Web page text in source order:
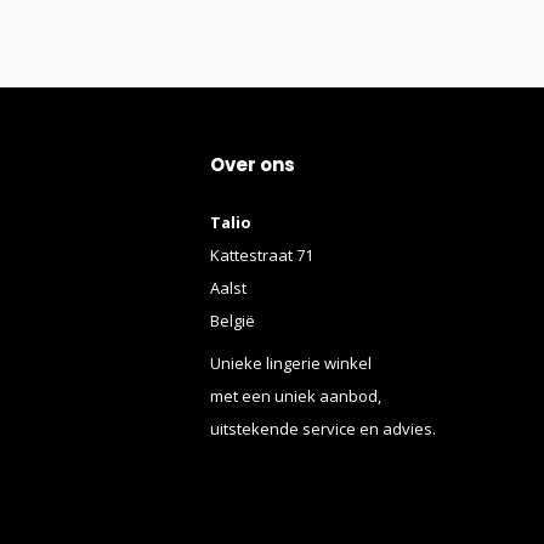
Over ons
Talio
Kattestraat 71
Aalst
België
Unieke lingerie winkel
met een uniek aanbod,
uitstekende service en advies.